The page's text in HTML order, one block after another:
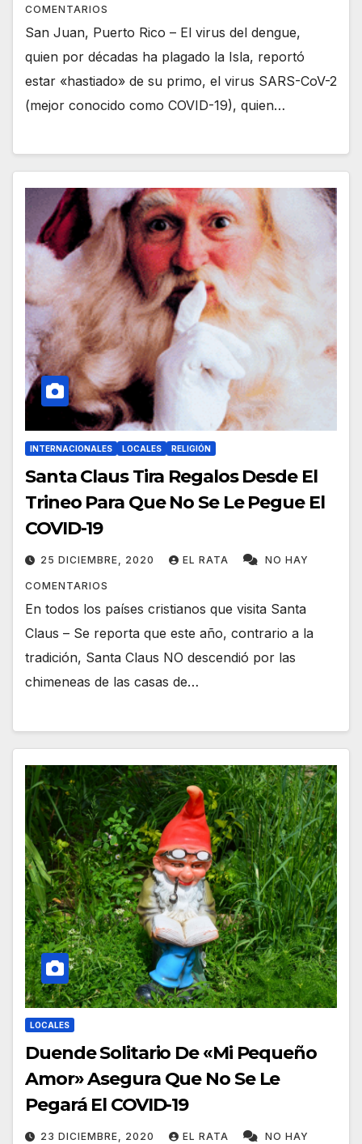
COMENTARIOS
San Juan, Puerto Rico – El virus del dengue,
quien por décadas ha plagado la Isla, reportó
estar «hastiado» de su primo, el virus SARS-CoV-2
(mejor conocido como COVID-19), quien…
INTERNACIONALES LOCALES RELIGIÓN
Santa Claus Tira Regalos Desde El
Trineo Para Que No Se Le Pegue El
COVID-19
25 DICIEMBRE, 2020 EL RATA NO HAY
COMENTARIOS
En todos los países cristianos que visita Santa
Claus – Se reporta que este año, contrario a la
tradición, Santa Claus NO descendió por las
chimeneas de las casas de…
LOCALES
Duende Solitario De «Mi Pequeño
Amor» Asegura Que No Se Le
Pegará El COVID-19
23 DICIEMBRE, 2020 EL RATA NO HAY